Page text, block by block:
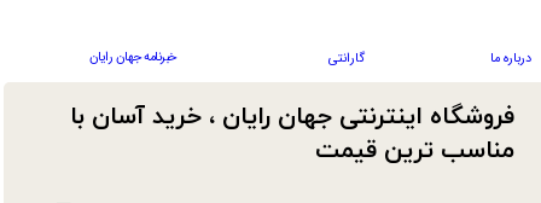
فروشگاه اینترنتی جهان رایان ، خرید آسان با
مناسب ترین قیمت​​​​​​​
درباره ما گارانتی خبرنامه جهان رایان